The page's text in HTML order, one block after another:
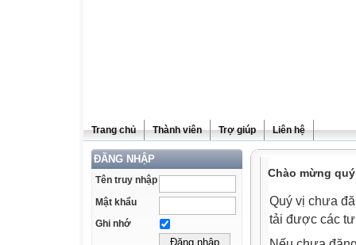
Trang chủ Thành viên Trợ giúp Liên hệ
ĐĂNG NHẬP
Tên truy nhập
Mật khẩu
Ghi nhớ
Chào mừng
Quý vị chưa
tải được các